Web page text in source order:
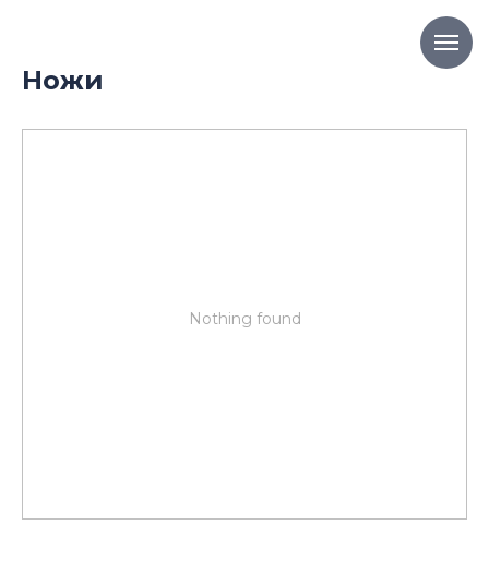
Ножи
Nothing found